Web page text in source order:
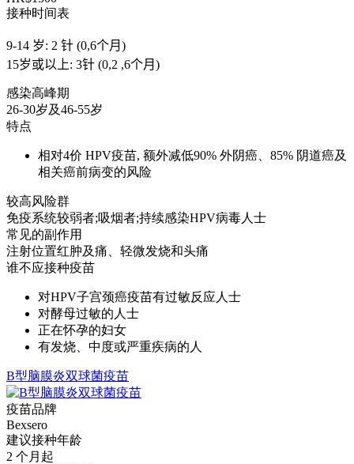
接种时间表
9-14 岁: 2 针 (0,6个月)
15岁或以上: 3针 (0,2 ,6个月)
感染高峰期
26-30岁及46-55岁
特点
相对4价 HPV疫苗, 额外减低90% 外阴癌、85% 阴道癌及
相关癌前病变的风险
较高风险群
免疫系统较弱者;吸烟者;持续感染HPV病毒人士
常见的副作用
注射位置红肿及痛、轻微发烧和头痛
谁不应接种疫苗
对HPV子宫颈癌疫苗有过敏反应人士
对酵母过敏的人士
正在怀孕的妇女
有发烧、中度或严重疾病的人
B型脑膜炎双球菌疫苗
疫苗品牌
Bexsero
建议接种年龄
2 个月起